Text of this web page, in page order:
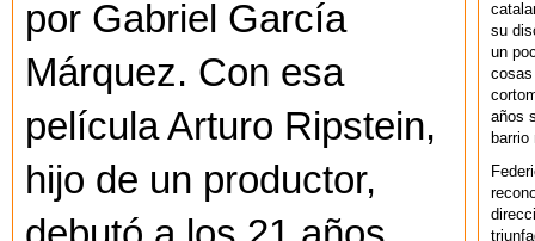
por Gabriel García
Márquez. Con esa
película Arturo Ripstein,
hijo de un productor,
su
un
cosas
años